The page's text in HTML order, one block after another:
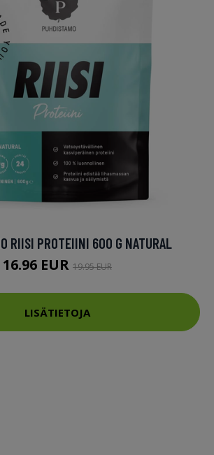
RIISI PROTEIINI 600 G NATURAL
16.96 EUR 19.95 EUR
LISÄTIETOJA